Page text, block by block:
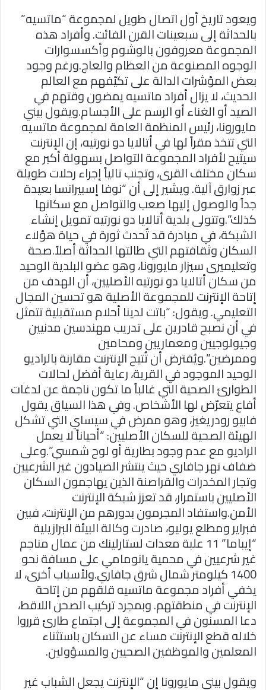
ويعود تاريخ أول اتصال طويل لمجموعة “ماتسيه”
بالحداثة إلى سبعينات القرن الفائت. وأفراد هذه
المجموعة معروفون بالوشوم وأكسسوارات
الوجوه المصنوعة من العظام والعاج.ورغم وجود
بعض المؤشرات الدالة على تكيّفهم مع العالم
الحديث، لا يزال أفراد ماتسيه يمضون وقتهم في
الصيد أو الغناء أو الرسم على الأجسام.ويقول بيني
مايورونا، رئيس المنظمة العامة لمجموعة ماتسيه
التي تتخذ مقراً لها في أتالايا دو نورتيه، إن الإنترنت
سيتيح لأفراد المجموعة التواصل بسهولة أكبر مع
سكان مختلف القرى، وتجنب تالياً إجراء رحلات طويلة
عبر زوارق آلية. ويشير إلى أن “نوفا إسبيرانسا بعيدة
جداً والوصول إليها صعب والتواصل مع سكانها
كذلك”.وتتولى بلدية أتالايا دو نورتيه تمويل إنشاء
الشبكة، في مبادرة قد تُحدث ثورة في حياة هؤلاء
السكان وثقافتهم التي طالتها الحداثة أصلاً.صحة
وتعليميرى سيزار مايورونا، وهو عضو البلدية الوحيد
من سكان أتالايا دو نورتيه الأصليين، أن الهدف من
إتاحة الإنترنت للمجموعة الأصلية هو تحسين المجال
التعليمي. ويقول: “باتت لدينا أحلام مستقبلية تتمثل
في أن نصبح قادرين على تدريب مهندسين مدنيين
وجيولوجيين ومعماريين ومحامين
وممرضين”.ويُفترض أن تُتيح الإنترنت مقارنة بالراديو
الوحيد الموجود في القرية، رعاية أفضل لحالات
الطوارئ الصحية التي غالباً ما تكون ناجمة عن لدغات
أفاع يتعرّض لها الأشخاص. وفي هذا السياق يقول
فابيو رودريغيز، وهو ممرض في سيساي التي تشكل
الهيئة الصحية للسكان الأصليين: “أحياناً لا يعمل
الراديو مع عدم وجود بطارية أو لوح شمسي”.وعلى
ضفاف نهر جافاري حيث ينتشر الصيادون غير الشرعيين
وتجار المخدرات والقراصنة الذين يهاجمون السكان
الأصليين باستمرار، قد تعزز شبكة الإنترنت
الأمن.واستفاد المجرمون بدورهم من الإنترنت، فبين
فبراير ومطلع يوليو، صادرت وكالة البيئة البرازيلية
“إيباما” 11 علبة معدات لستارلينك من عمال مناجم
غير شرعيين في محمية يانومامي على مسافة نحو
1400 كيلومتر شمال شرق جافاري.ولأسباب أخرى، لا
يخفي أفراد مجموعة ماتسيه قلقهم من إتاحة
الإنترنت في منطقتهم. وبمجرد تركيب الصحن اللاقط،
دعا المسنون في المجموعة إلى اجتماع طارئ قرروا
خلاله قطع الإنترنت مساء عن السكان باستثناء
المعلمين والموظفين الصحيين والمسؤولين.
ويقول بيني مايورونا إن “الإنترنت يجعل الشباب غير